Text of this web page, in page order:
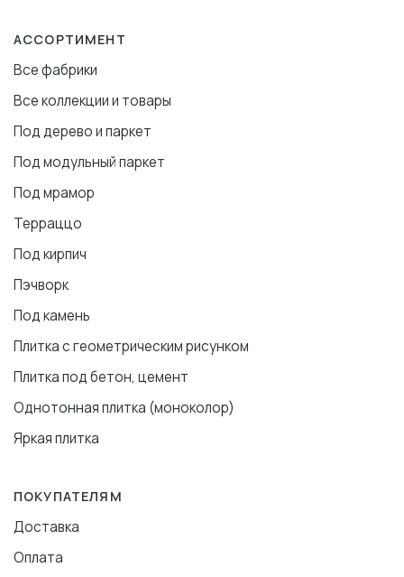
АССОРТИМЕНТ
Все фабрики
Все коллекции и товары
Под дерево и паркет
Под модульный паркет
Под мрамор
Терраццо
Под кирпич
Пэчворк
Под камень
Плитка с геометрическим рисунком
Плитка под бетон, цемент
Однотонная плитка (моноколор)
Яркая плитка
ПОКУПАТЕЛЯМ
Доставка
Оплата